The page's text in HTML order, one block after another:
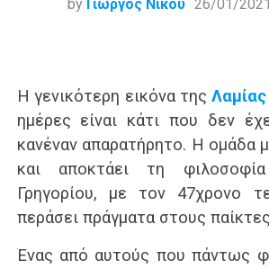
by Γιώργος Νίκου 26/01/2021
Η γενικότερη εικόνα τηςΛαμίας
ημέρες είναι κάτι που δεν
κανέναν απαρατήρητο. Η ομάδα
και αποκτάει τη
Γρηγορίου, με τον 47χρονο
περάσει πράγματα στους
Ένας από αυτούς που πάντως